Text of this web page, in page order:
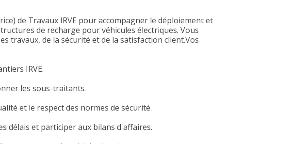
de Travaux IRVE pour accompagner le déploiement et
de recharge pour véhicules électriques. Vous
travaux, de la sécurité et de la satisfaction client.Vos
IRVE.
les sous-traitants.
et le respect des normes de sécurité.
délais et participer aux bilans d'affaires.